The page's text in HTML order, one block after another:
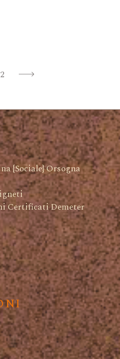
{Sociale} Orsogna
Certificati Demeter